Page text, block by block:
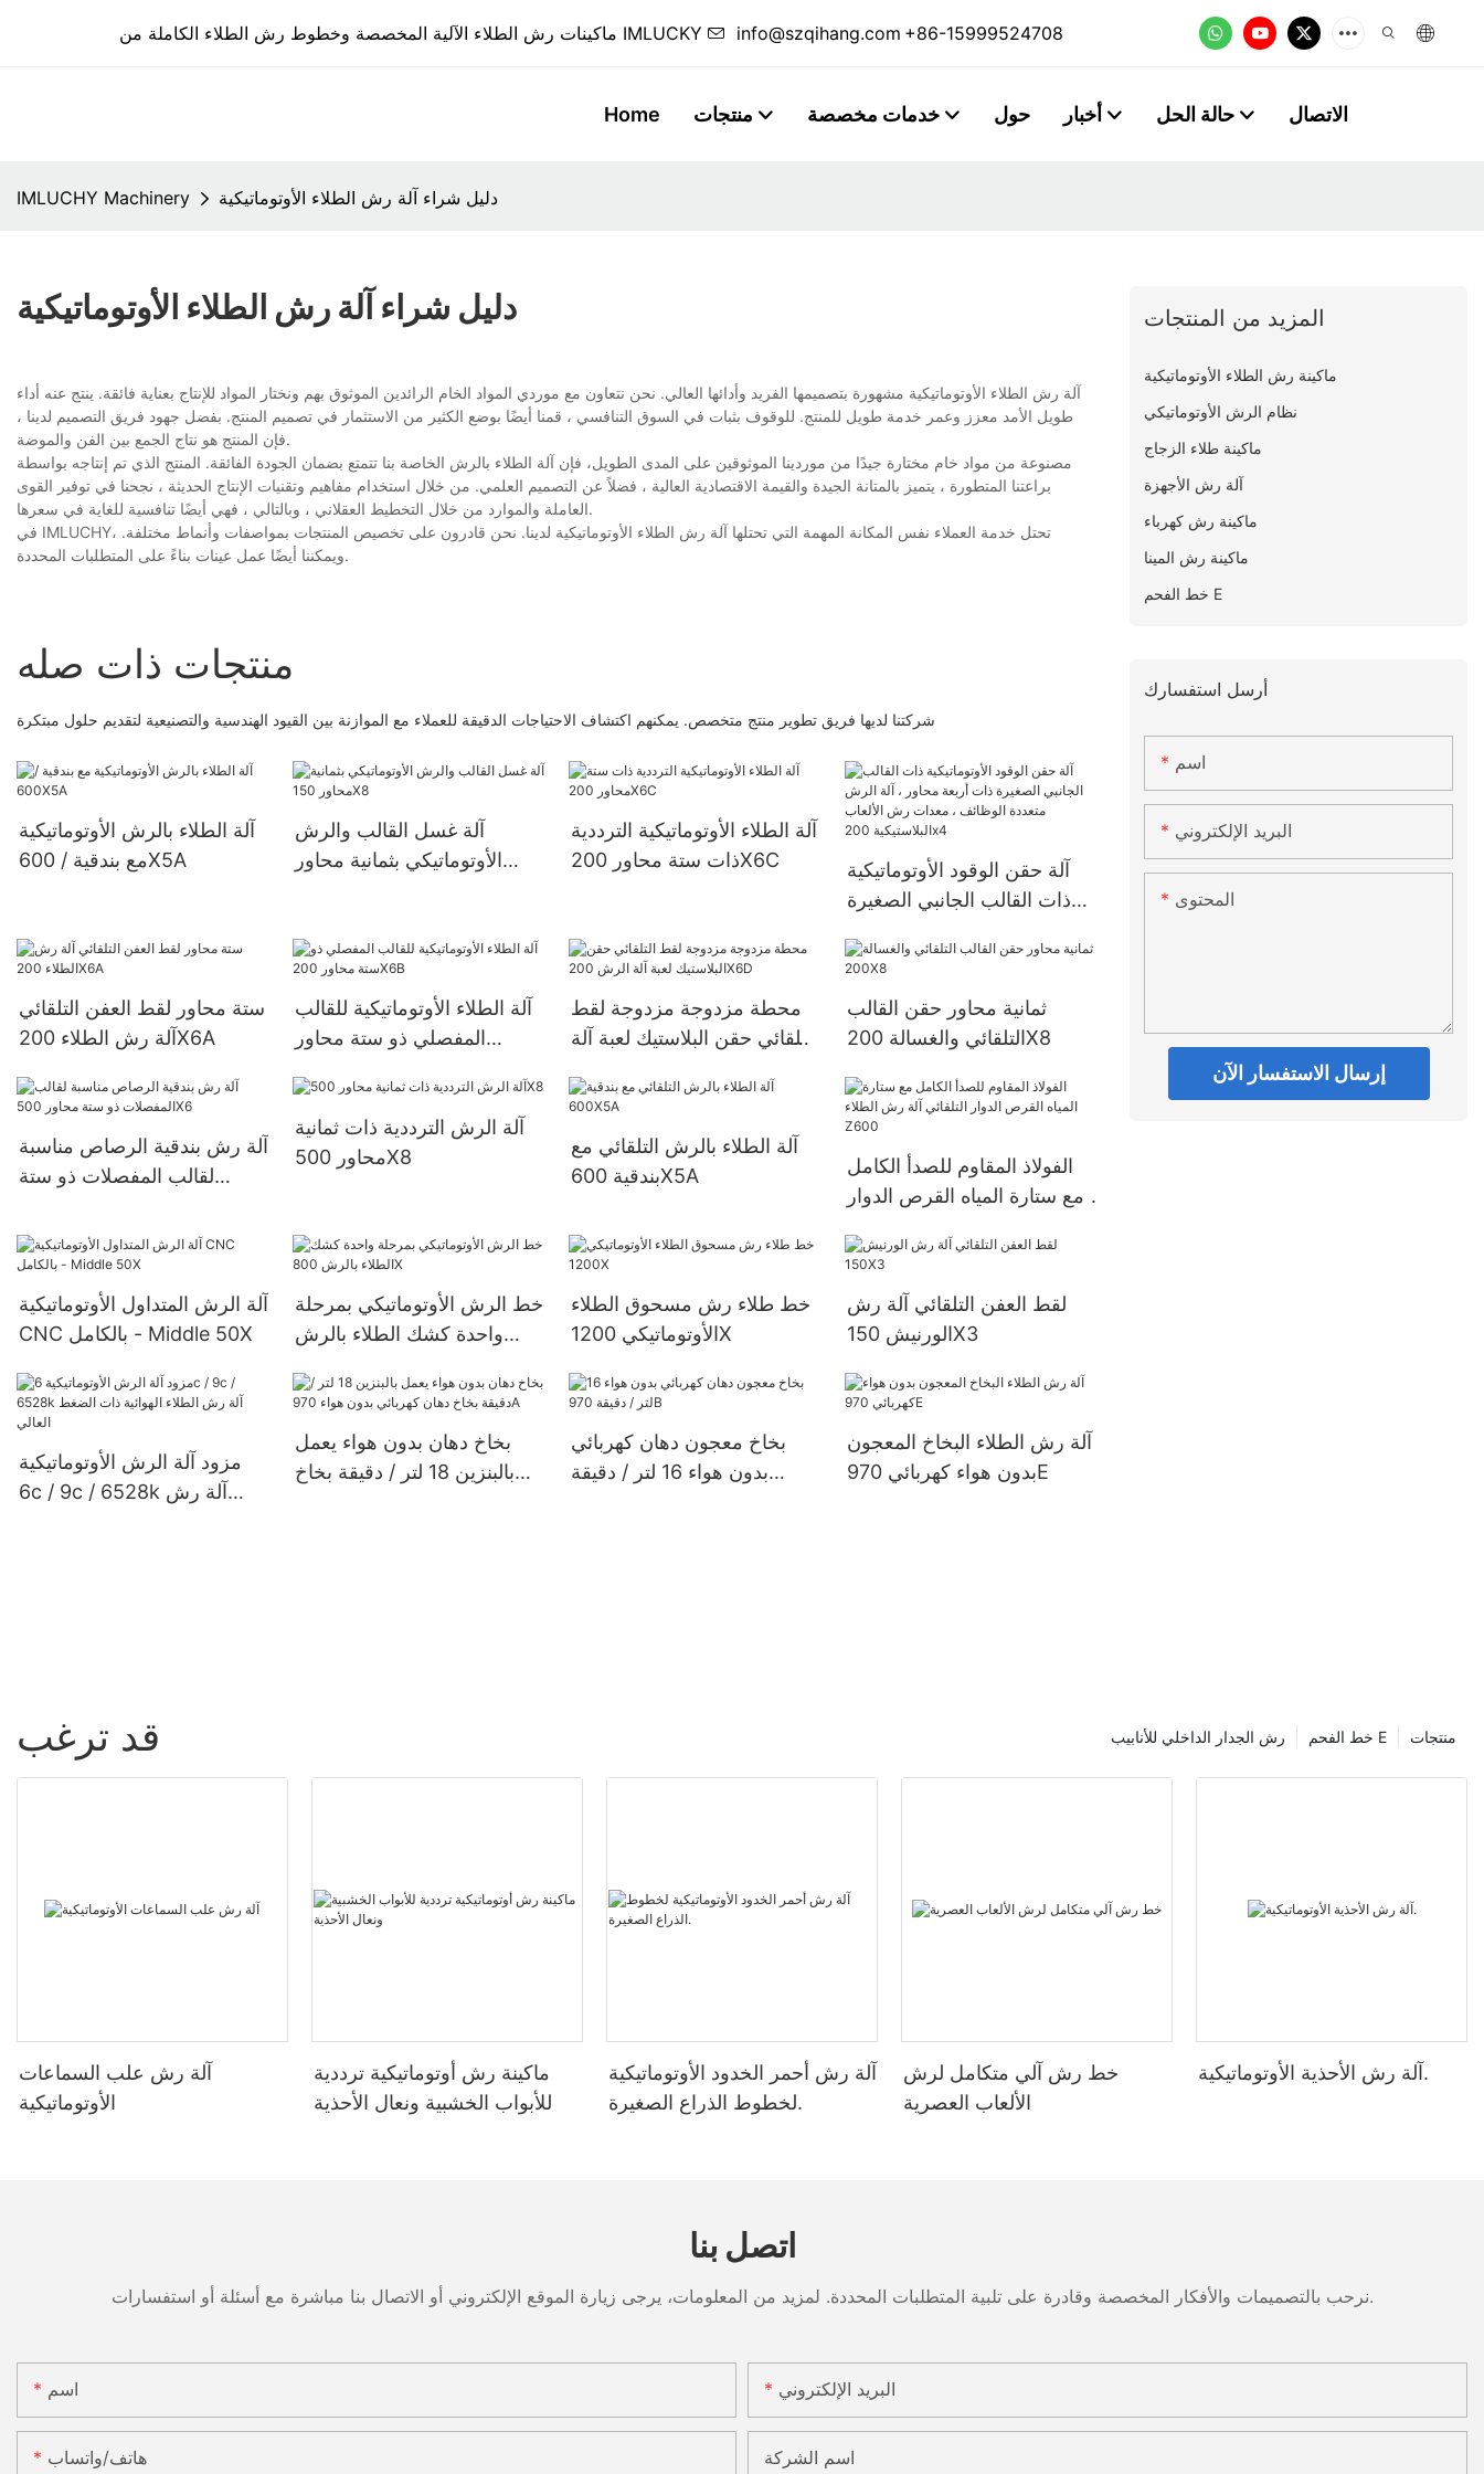
ماكينات رش الطلاء الآلية المخصصة وخطوط رش الطلاء الكاملة من IMLUCKY info@szqihang.com +86-15999524708
Home منتجات خدمات مخصصة حول أخبار حالة الحل الاتصال
IMLUCHY Machinery دليل شراء آلة رش الطلاء الأوتوماتيكية
دليل شراء آلة رش الطلاء الأوتوماتيكية
آلة رش الطلاء الأوتوماتيكية مشهورة بتصميمها الفريد وأدائها العالي. نحن نتعاون مع موردي المواد الخام الرائدين الموثوق بهم ونختار المواد للإنتاج بعناية فائقة. ينتج عنه أداء
طويل الأمد معزز وعمر خدمة طويل للمنتج. للوقوف بثبات في السوق التنافسي ، قمنا أيضًا بوضع الكثير من الاستثمار في تصميم المنتج. بفضل جهود فريق التصميم لدينا ،
فإن المنتج هو نتاج الجمع بين الفن والموضة.
مصنوعة من مواد خام مختارة جيدًا من موردينا الموثوقين على المدى الطويل، فإن آلة الطلاء بالرش الخاصة بنا تتمتع بضمان الجودة الفائقة. المنتج الذي تم إنتاجه بواسطة
براعتنا المتطورة ، يتميز بالمتانة الجيدة والقيمة الاقتصادية العالية ، فضلاً عن التصميم العلمي. من خلال استخدام مفاهيم وتقنيات الإنتاج الحديثة ، نجحنا في توفير القوى
العاملة والموارد من خلال التخطيط العقلاني ، وبالتالي ، فهي أيضًا تنافسية للغاية في سعرها.
في IMLUCHY، تحتل خدمة العملاء نفس المكانة المهمة التي تحتلها آلة رش الطلاء الأوتوماتيكية لدينا. نحن قادرون على تخصيص المنتجات بمواصفات وأنماط مختلفة.
ويمكننا أيضًا عمل عينات بناءً على المتطلبات المحددة.
منتجات ذات صله
شركتنا لديها فريق تطوير منتج متخصص. يمكنهم اكتشاف الاحتياجات الدقيقة للعملاء مع الموازنة بين القيود الهندسية والتصنيعية لتقديم حلول مبتكرة
آلة الطلاء بالرش الأوتوماتيكية
مع بندقية / 600X5A
آلة غسل القالب والرش
الأوتوماتيكي بثمانية محاور
آلة الطلاء الأوتوماتيكية الترددية
ذات ستة محاور 200X6C
آلة حقن الوقود الأوتوماتيكية
ذات القالب الجانبي الصغيرة
متعددة الوظائف ، معدات رش
ستة محاور لقط العفن التلقائي
آلة رش الطلاء 200X6A
آلة الطلاء الأوتوماتيكية للقالب
المفصلي ذو ستة محاور
محطة مزدوجة مزدوجة لقط
التلقائي حقن البلاستيك لعبة آلة
ثمانية محاور حقن القالب
التلقائي والغسالة 200X8
آلة رش بندقية الرصاص مناسبة
لقالب المفصلات ذو ستة
آلة الرش الترددية ذات ثمانية
محاور 500X8
آلة الطلاء بالرش التلقائي مع
بندقية 600X5A
الفولاذ المقاوم للصدأ الكامل
مع ستارة المياه القرص الدوار
آلة الرش المتداول الأوتوماتيكية
CNC بالكامل - Middle 50X
خط الرش الأوتوماتيكي بمرحلة
واحدة كشك الطلاء بالرش
خط طلاء رش مسحوق الطلاء
الأوتوماتيكي 1200X
لقط العفن التلقائي آلة رش
الورنيش 150X3
مزود آلة الرش الأوتوماتيكية
6c / 9c / 6528k آلة رش
بخاخ دهان بدون هواء يعمل
بالبنزين 18 لتر / دقيقة بخاخ
بخاخ معجون دهان كهربائي
بدون هواء 16 لتر / دقيقة
آلة رش الطلاء البخاخ المعجون
بدون هواء كهربائي 970E
المزيد من المنتجات
ماكينة رش الطلاء الأوتوماتيكية
نظام الرش الأوتوماتيكي
ماكينة طلاء الزجاج
آلة رش الأجهزة
ماكينة رش كهرباء
ماكينة رش المينا
خط الفحم E
أرسل استفسارك
اسم
البريد الإلكتروني
المحتوى
إرسال الاستفسار الآن
قد ترغب منتجات خط الفحم E رش الجدار الداخلي للأنابيب
آلة رش علب السماعات
الأوتوماتيكية
ماكينة رش أوتوماتيكية ترددية
للأبواب الخشبية ونعال الأحذية
آلة رش أحمر الخدود الأوتوماتيكية
لخطوط الذراع الصغيرة.
خط رش آلي متكامل لرش
الألعاب العصرية
آلة رش الأحذية الأوتوماتيكية.
اتصل بنا
نرحب بالتصميمات والأفكار المخصصة وقادرة على تلبية المتطلبات المحددة. لمزيد من المعلومات، يرجى زيارة الموقع الإلكتروني أو الاتصال بنا مباشرة مع أسئلة أو استفسارات.
اسم البريد الإلكتروني
هاتف/واتساب اسم الشركة